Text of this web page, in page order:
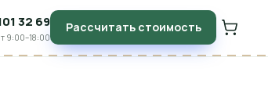
32 69
9:00–18:00
Рассчитать стоимость